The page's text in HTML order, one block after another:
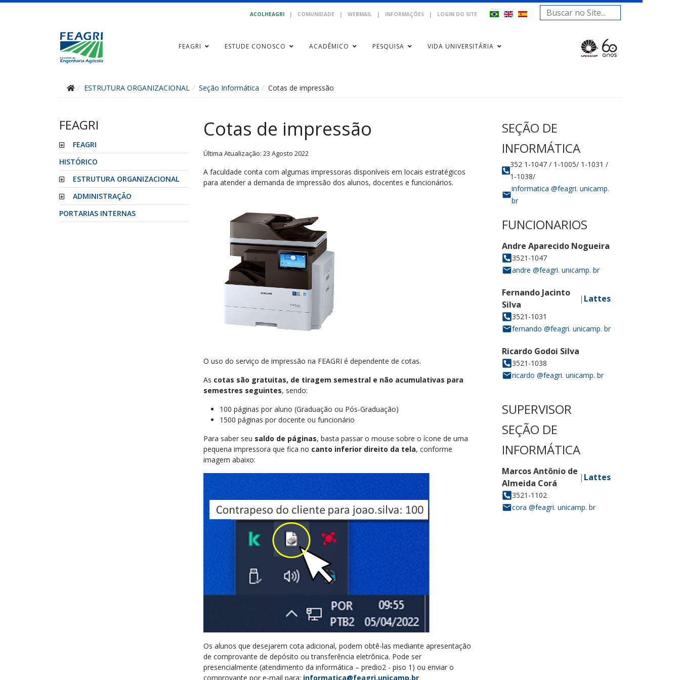
ACOLHEAGRI | COMUNIDADE | WEBMAIL | INFORMAÇÕES | LOGIN DO SITE Pesquisar...
FEAGRI ESTUDE CONOSCO ACADÊMICO PESQUISA VIDA UNIVERSITÁRIA
ESTRUTURA ORGANIZACIONAL Seção Informática Cotas de impressão
FEAGRI
FEAGRI
HISTÓRICO
ESTRUTURA ORGANIZACIONAL
ADMINISTRAÇÃO
PORTARIAS INTERNAS
Cotas de impressão
Última Atualização: 23 Agosto 2022
A faculdade conta com algumas impressoras disponíveis em locais estratégicos
para atender a demanda de impressão dos alunos, docentes e funcionários.
O uso do serviço de impressão na FEAGRI é dependente de cotas.
As cotas são gratuitas, de tiragem semestral e não acumulativas para
semestres seguintes, sendo:
100 páginas por aluno (Graduação ou Pós-Graduação)
1500 páginas por docente ou funcionário
Para saber seu saldo de páginas, basta passar o mouse sobre o ícone de uma
pequena impressora que fica no canto inferior direito da tela, conforme
imagem abaixo:
Os alunos que desejarem cota adicional, podem obtê-las mediante apresentação
de comprovante de depósito ou transferência eletrônica. Pode ser
presencialmente (atendimento da informática – predio2 - piso 1) ou enviar o
comprovante por e-mail para: informatica@feagri.unicamp.br